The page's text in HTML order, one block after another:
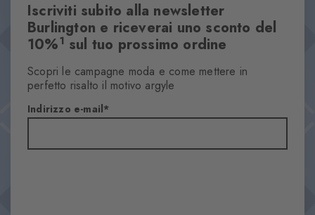
Iscriviti subito alla newsletter
Burlington e riceverai uno sconto del
10%1 sul tuo prossimo ordine
Scopri le campagne moda e come mettere in
perfetto risalto il motivo argyle
Indirizzo e-mail